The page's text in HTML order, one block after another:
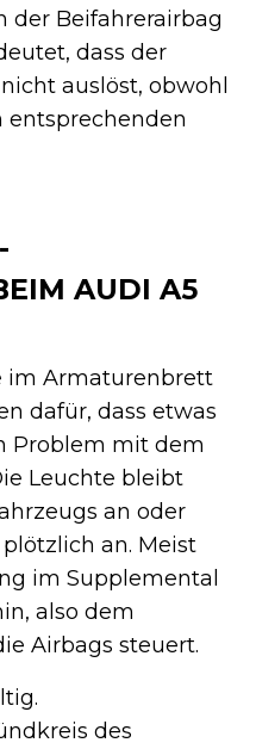
der Beifahrerairbag
dass der
auslöst, obwohl
entsprechenden
AUDI A5
im Armaturenbrett
dafür, dass etwas
Problem mit dem
Leuchte bleibt
an oder
an. Meist
im Supplemental
also dem
Airbags steuert.
des